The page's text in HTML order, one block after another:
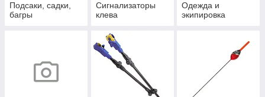
Подсаки, садки,
багры
Сигнализаторы
клева
Одежда и
экипировка